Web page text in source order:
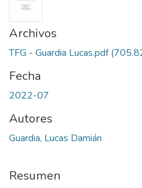
Archivos
TFG - Guardia Lucas.pdf
Fecha
2022-07
Autores
Guardia, Lucas Damián
Resumen